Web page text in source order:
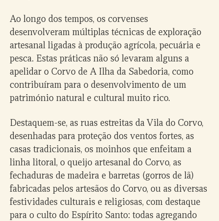
Ao longo dos tempos, os corvenses
desenvolveram múltiplas técnicas de exploração
artesanal ligadas à produção agrícola, pecuária e
pesca. Estas práticas não só levaram alguns a
apelidar o Corvo de A Ilha da Sabedoria, como
contribuíram para o desenvolvimento de um
património natural e cultural muito rico.
Destaquem-se, as ruas estreitas da Vila do Corvo,
desenhadas para proteção dos ventos fortes, as
casas tradicionais, os moinhos que enfeitam a
linha litoral, o queijo artesanal do Corvo, as
fechaduras de madeira e barretas (gorros de lã)
fabricadas pelos artesãos do Corvo, ou as diversas
festividades culturais e religiosas, com destaque
para o culto do Espírito Santo: todas agregando